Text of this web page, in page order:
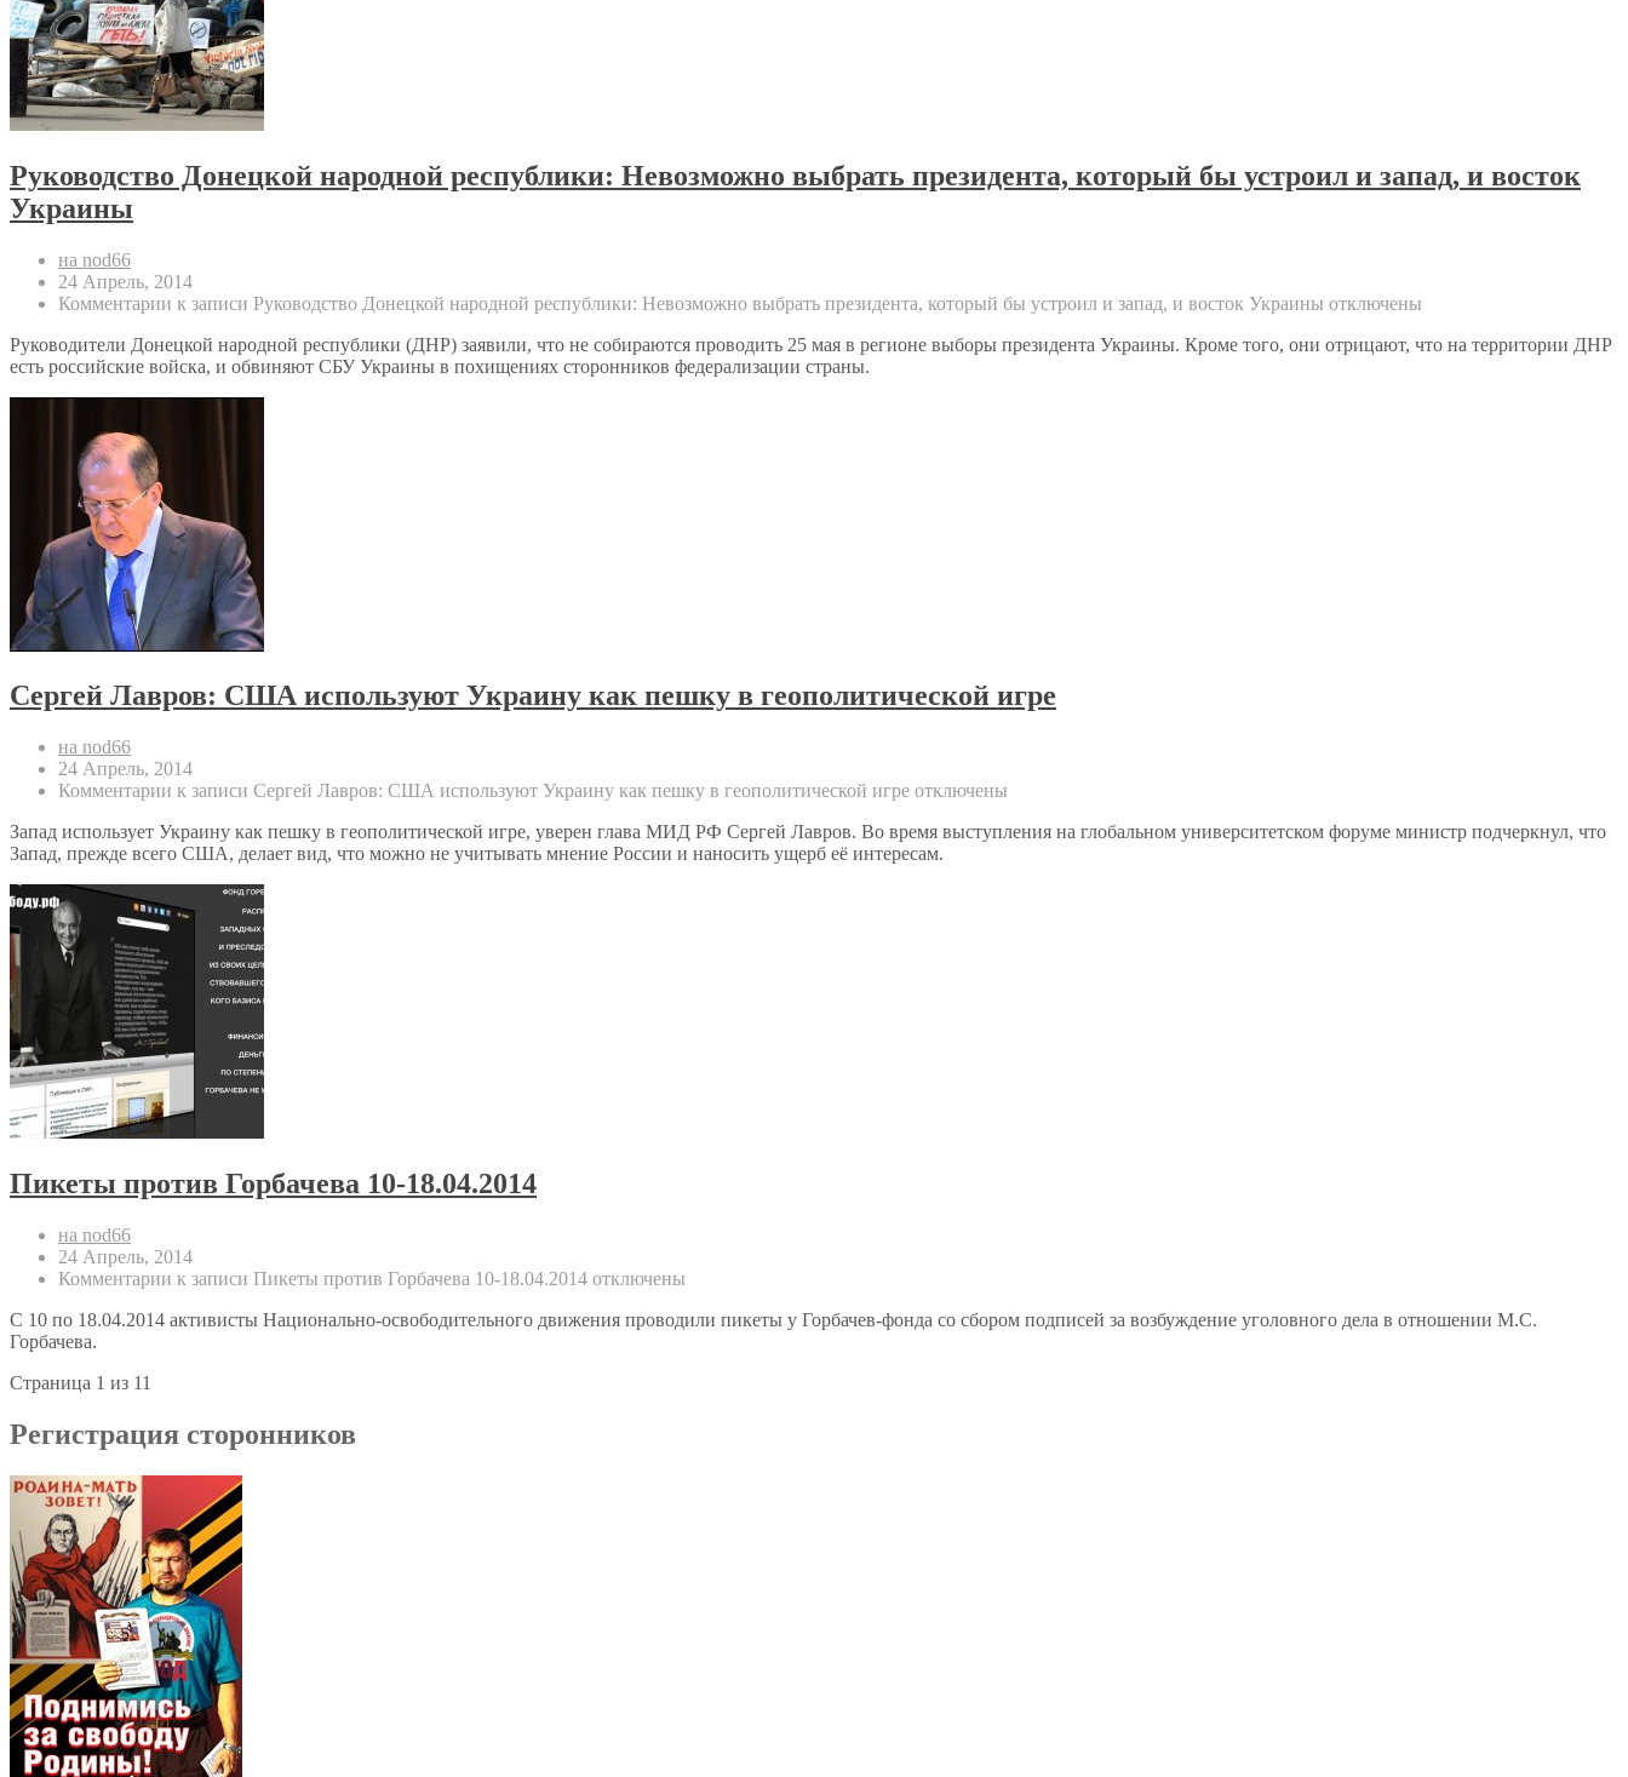
Руководство Донецкой народной республики: Невозможно выбрать президента, который бы устроил и запад, и восток
Украины
на nod66
24 Апрель, 2014
Комментарии к записи Руководство Донецкой народной республики: Невозможно выбрать президента, который бы устроил и запад, и восток Украины отключены
Руководители Донецкой народной республики (ДНР) заявили, что не собираются проводить 25 мая в регионе выборы президента Украины. Кроме того, они отрицают, что на территории ДНР
есть российские войска, и обвиняют СБУ Украины в похищениях сторонников федерализации страны.
Сергей Лавров: США используют Украину как пешку в геополитической игре
на nod66
24 Апрель, 2014
Комментарии к записи Сергей Лавров: США используют Украину как пешку в геополитической игре отключены
Запад использует Украину как пешку в геополитической игре, уверен глава МИД РФ Сергей Лавров. Во время выступления на глобальном университетском форуме министр подчеркнул, что
Запад, прежде всего США, делает вид, что можно не учитывать мнение России и наносить ущерб её интересам.
Пикеты против Горбачева 10-18.04.2014
на nod66
24 Апрель, 2014
Комментарии к записи Пикеты против Горбачева 10-18.04.2014 отключены
С 10 по 18.04.2014 активисты Национально-освободительного движения проводили пикеты у Горбачев-фонда со сбором подписей за возбуждение уголовного дела в отношении М.С.
Горбачева.
Страница 1 из 11
Регистрация сторонников